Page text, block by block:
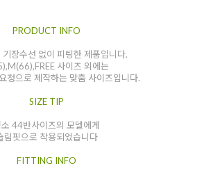
PRODUCT INFO
기장수선 없이 피팅한 제품입니다.
사이즈 외에는
청으로 제작하는 맞춤 사이즈입니다.
SIZE TIP
44반사이즈의 모델에게
림핏으로 착용되었습니다
FITTING INFO